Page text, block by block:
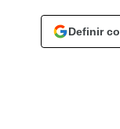
Definir